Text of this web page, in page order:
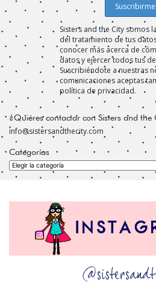
Sisters and the City somos
del tratamiento de tus
conocer más acerca de
datos y ejercer todos tus
Suscribiéndote a nuestras
comunicaciones aceptas
política de privacidad.
¿Quiéres contactar con Sisters and the
info@sistersandthecity.com
Categorías
Categorías